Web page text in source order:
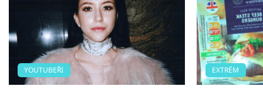
YOUTUBEŘI EXTRÉM